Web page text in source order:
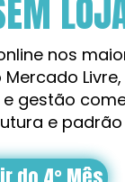
nos
gestão
e